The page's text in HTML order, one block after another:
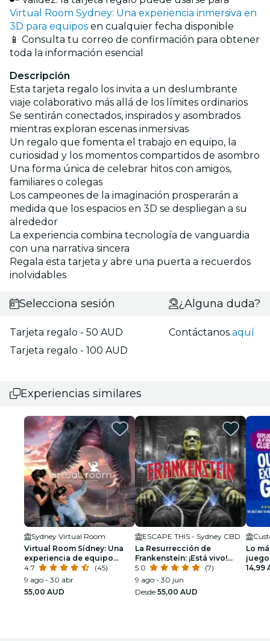
Virtual Room Sydney: Una experiencia inmersiva en
3D para equipos en cualquier fecha disponible
📱 Consulta tu correo de confirmación para obtener
toda la información esencial
Descripción
Esta tarjeta regalo los invita a un deslumbrante
viaje colaborativo más allá de los límites ordinarios
Se sentirán conectados, inspirados y asombrados
mientras exploran escenas inmersivas
Un regalo que fomenta el trabajo en equipo, la
curiosidad y los momentos compartidos de asombro
Una forma única de celebrar hitos con amigos,
familiares o colegas
Los campeones de la imaginación prosperarán a
medida que los espacios en 3D se despliegan a su
alrededor
La experiencia combina tecnología de vanguardia
con una narrativa sincera
Regala esta tarjeta y abre una puerta a recuerdos
inolvidables
Selecciona sesión
Tarjeta regalo - 50 AUD
Tarjeta regalo - 100 AUD
¿Alguna duda?
Contáctanosaquí
Experiencias similares
Sydney Virtual Room
Virtual Room Sídney: Una
experiencia de equipo
inmersiva en 3D
4.7
(45)
9 ago - 30 abr
55,00 AUD
ESCAPE THIS - Sydney CBD
La Resurrección de
Frankenstein: ¡Está vivo!
¡Está vivo!
5.0
(7)
9 ago - 30 jun
Desde 55,00 AUD
Lo
libre
14,99